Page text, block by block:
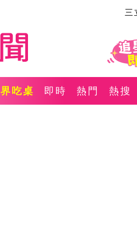
三
吃桌 即時 熱門 熱搜